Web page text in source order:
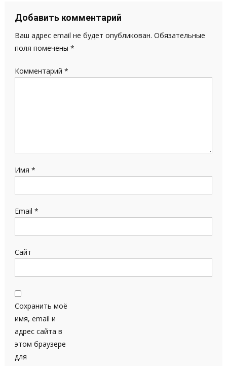
записям
Добавить комментарий
Ваш адрес email не будет опубликован. Обязательные
поля помечены *
Комментарий *
Имя *
Email *
Сайт
Сохранить моё
имя, email и
адрес сайта в
этом браузере
для